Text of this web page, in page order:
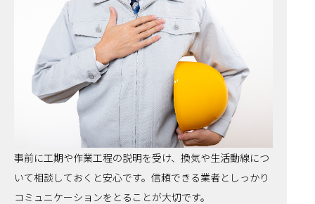
事前に工期や作業工程の説明を受け、換気や生活動線につ
いて相談しておくと安心です。信頼できる業者としっかり
コミュニケーションをとることが大切です。